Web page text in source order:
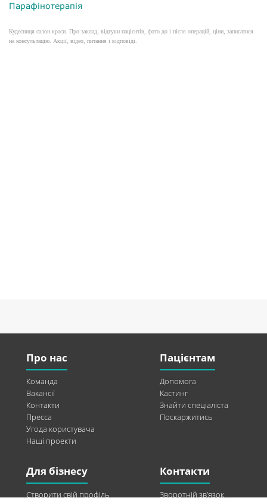
Парафінотерапія
Кудесниця салон краси. Про заклад, відгуки пацієнтів, фото до і після операцій, ціни, записатися
на консультацію. Акції, відео, питання і відповіді.
Про нас
Команда
Вакансії
Контакти
Пресса
Угода користувача
Наші проекти
Пацієнтам
Допомога
Кастинг
Знайти спеціаліста
Поскаржитись
Для бізнесу
Створити свій профіль
Контакти
Зворотній зв’язок